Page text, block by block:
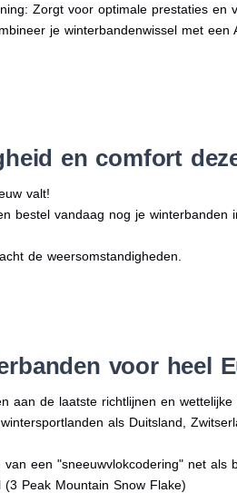
Zorgt voor optimale prestaties en
je winterbandenwissel met
en comfort
valt!
bestel vandaag nog je winterbanden
de weersomstandigheden.
voor heel
aan de laatste richtlijnen en wettelijke
als Duitsland,
een "sneeuwvlokcodering" net als
Peak Mountain Snow Flake)